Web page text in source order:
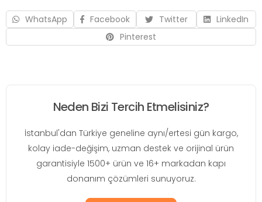
WhatsApp Facebook Twitter
LinkedIn
Pinterest
Neden Bizi Tercih Etmelisiniz?
İstanbul'dan Türkiye geneline aynı/ertesi gün kargo,
kolay iade-değişim, uzman destek ve orijinal ürün
garantisiyle 1500+ ürün ve 16+ markadan kapı
donanım çözümleri sunuyoruz.